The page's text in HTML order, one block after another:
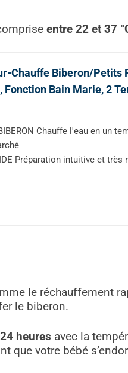
entre 22 et 37
Chauffe Biberon/Petits
Fonction Bain Marie, 2
BIBERON Chauffe l'eau en un
Préparation intuitive et
le réchauffement
le biberon.
heures avec la
que votre bébé